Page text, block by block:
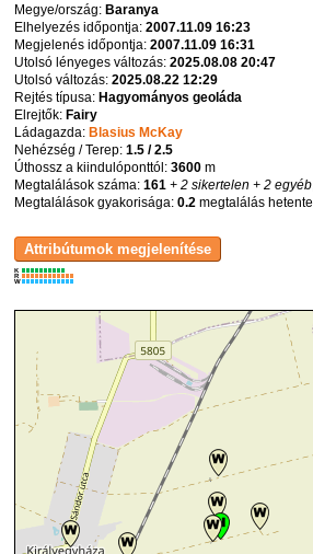
Megye/ország:Baranya
Elhelyezés időpontja:2007.11.09 16:23
Megjelenés időpontja:2007.11.09 16:31
Utolsó lényeges változás:2025.08.08 20:47
Utolsó változás:2025.08.22 12:29
Rejtés típusa:Hagyományos geoláda
Elrejtők:Fairy
Ládagazda:Blasius McKay
Nehézség / Terep:1.5 / 2.5
Úthossz a kiindulóponttól:3600 m
Megtalálások száma:161 + 2 sikertelen + 2 egyéb
Megtalálások gyakorisága:0.2 megtalálás hetente
K
R
W